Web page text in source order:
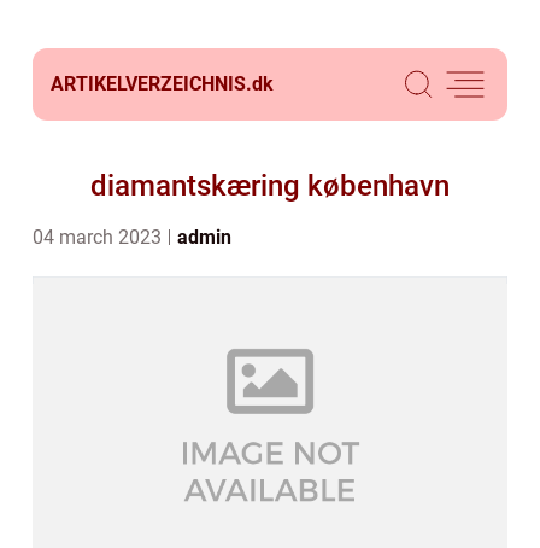
ARTIKELVERZEICHNIS.dk
diamantskæring københavn
04 march 2023 admin